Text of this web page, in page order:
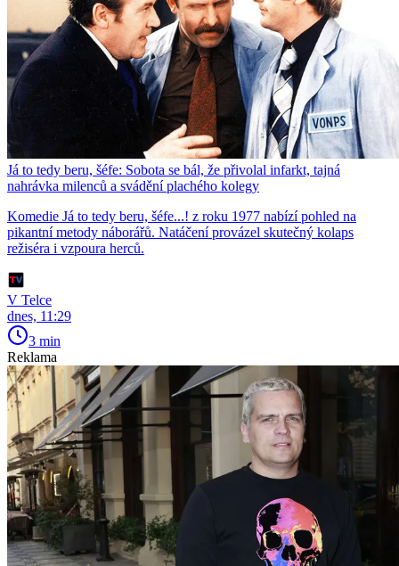
Já to tedy beru, šéfe: Sobota se bál, že přivolal infarkt, tajná
nahrávka milenců a svádění plachého kolegy
Komedie Já to tedy beru, šéfe...! z roku 1977 nabízí pohled na
pikantní metody náborářů. Natáčení provázel skutečný kolaps
režiséra i vzpoura herců.
V Telce
dnes, 11:29
3 min
Reklama